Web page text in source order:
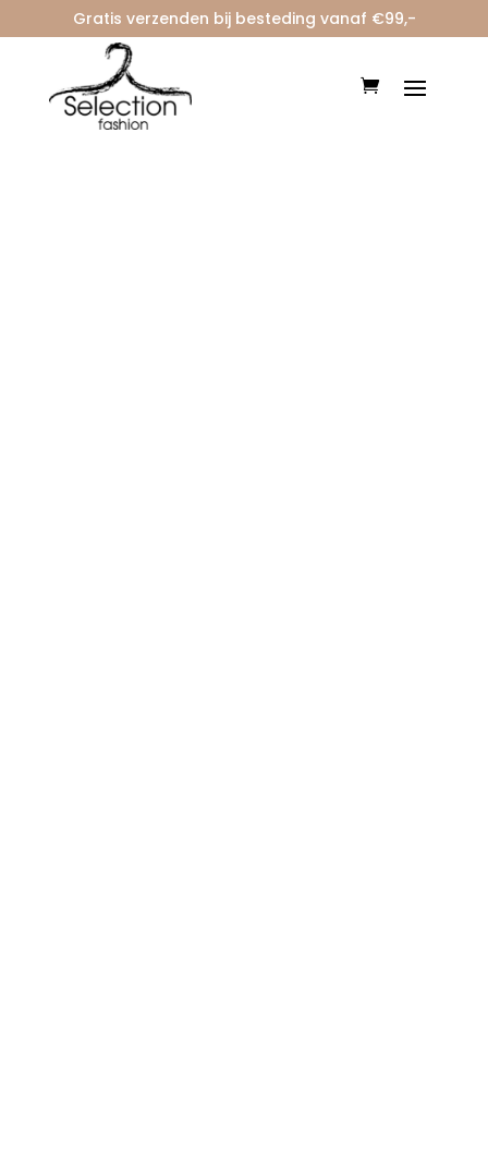
Gratis verzenden bij besteding vanaf €99,-